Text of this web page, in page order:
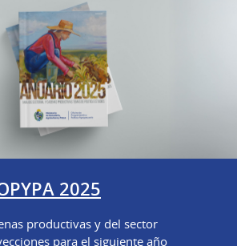
2025
productivas y del sector
para el siguiente año